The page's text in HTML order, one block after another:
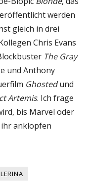
werden
gleich in drei
Chris Evans
The Gray
und Anthony
Ghostedund
Artemis. Ich frage
bis Marvel oder
ihr anklopfen